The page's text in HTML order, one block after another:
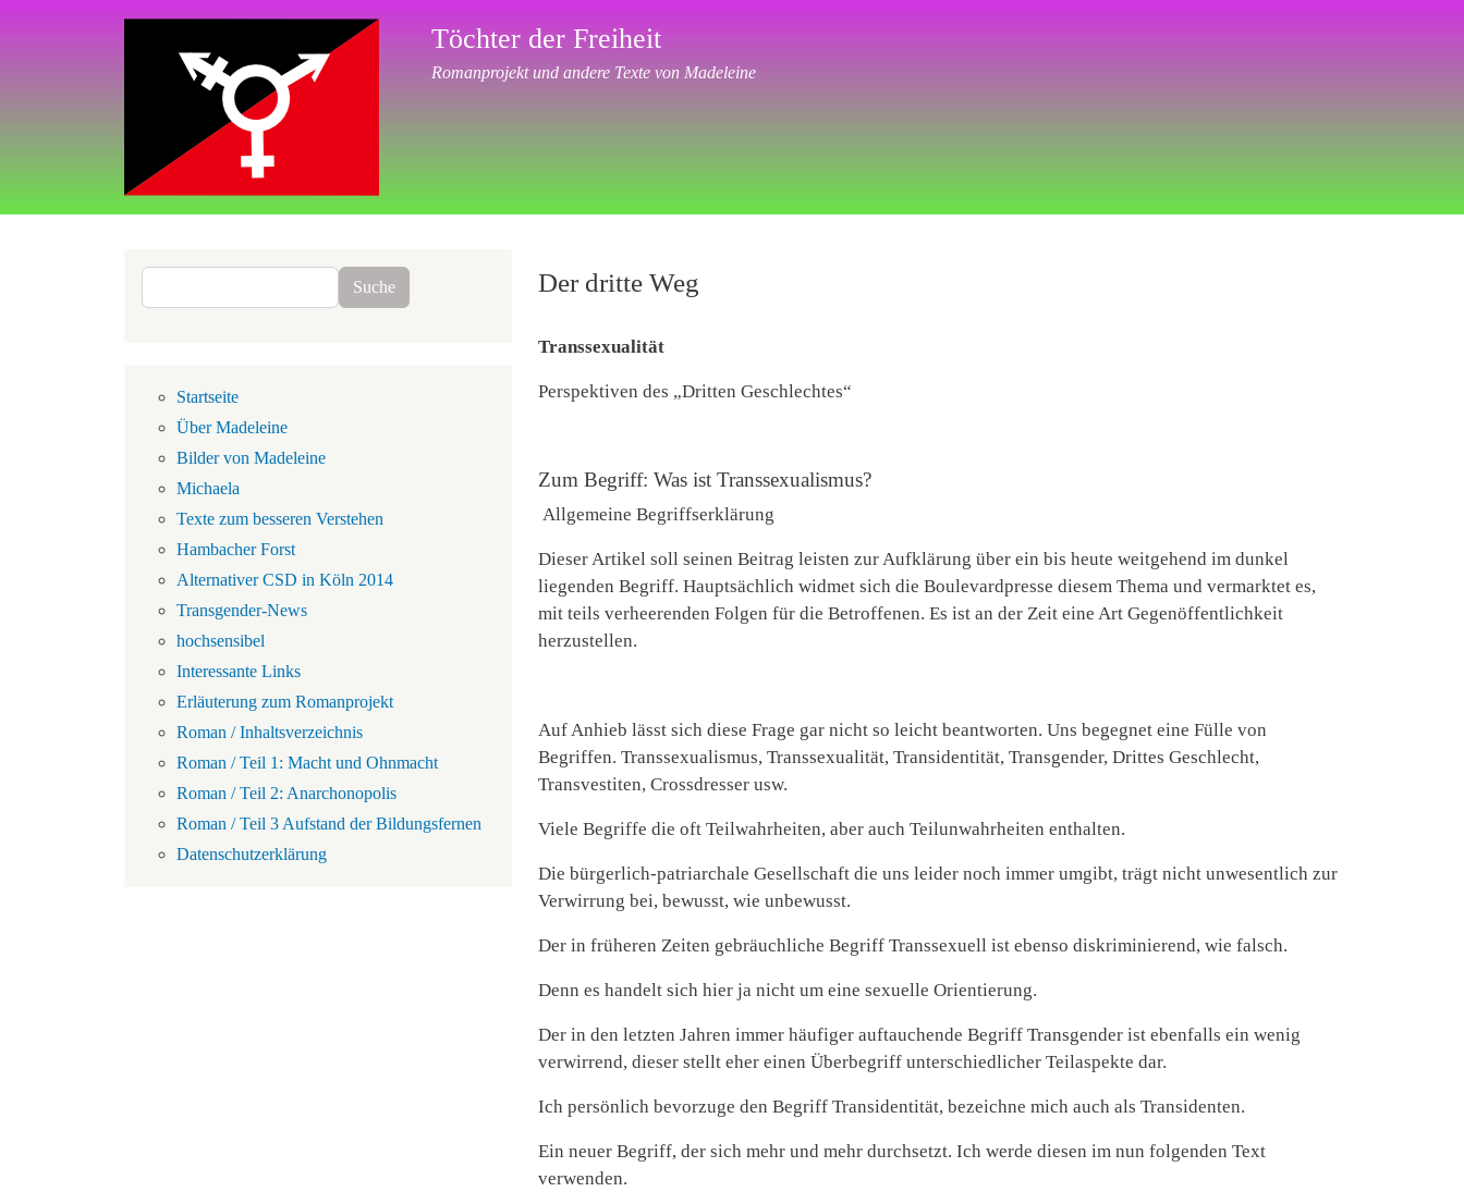
Töchter der Freiheit
Romanprojekt und andere Texte von Madeleine
Der dritte Weg
Transsexualität
Perspektiven des „Dritten Geschlechtes“
Zum Begriff: Was ist Transsexualismus?
Allgemeine Begriffserklärung
Dieser Artikel soll seinen Beitrag leisten zur Aufklärung über ein bis heute weitgehend im dunkel
liegenden Begriff. Hauptsächlich widmet sich die Boulevardpresse diesem Thema und vermarktet es,
mit teils verheerenden Folgen für die Betroffenen. Es ist an der Zeit eine Art Gegenöffentlichkeit
herzustellen.
Auf Anhieb lässt sich diese Frage gar nicht so leicht beantworten. Uns begegnet eine Fülle von
Begriffen. Transsexualismus, Transsexualität, Transidentität, Transgender, Drittes Geschlecht,
Transvestiten, Crossdresser usw.
Viele Begriffe die oft Teilwahrheiten, aber auch Teilunwahrheiten enthalten.
Die bürgerlich-patriarchale Gesellschaft die uns leider noch immer umgibt, trägt nicht unwesentlich zur
Verwirrung bei, bewusst, wie unbewusst.
Der in früheren Zeiten gebräuchliche Begriff Transsexuell ist ebenso diskriminierend, wie falsch.
Denn es handelt sich hier ja nicht um eine sexuelle Orientierung.
Der in den letzten Jahren immer häufiger auftauchende Begriff Transgender ist ebenfalls ein wenig
verwirrend, dieser stellt eher einen Überbegriff unterschiedlicher Teilaspekte dar.
Ich persönlich bevorzuge den Begriff Transidentität, bezeichne mich auch als Transidenten.
Ein neuer Begriff, der sich mehr und mehr durchsetzt. Ich werde diesen im nun folgenden Text
verwenden.
Suche
Suche
Navigation
Startseite
Über Madeleine
Bilder von Madeleine
Michaela
Texte zum besseren Verstehen
Hambacher Forst
Alternativer CSD in Köln 2014
Transgender-News
hochsensibel
Interessante Links
Erläuterung zum Romanprojekt
Roman / Inhaltsverzeichnis
Roman / Teil 1: Macht und Ohnmacht
Roman / Teil 2: Anarchonopolis
Roman / Teil 3 Aufstand der Bildungsfernen
Datenschutzerklärung